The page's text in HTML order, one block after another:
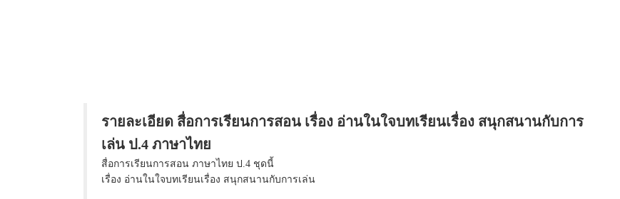
รายละเอียด สื่อการเรียนการสอน เรื่อง อ่านในใจบทเรียนเรื่อง สนุกสนานกับการ
เล่น ป.4 ภาษาไทย
สื่อการเรียนการสอน ภาษาไทย ป.4 ชุดนี้
เรื่อง อ่านในใจบทเรียนเรื่อง สนุกสนานกับการเล่น